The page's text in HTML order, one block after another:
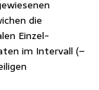
die
Einzel­
im Intervall (–